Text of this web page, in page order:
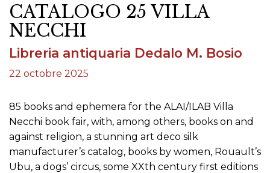
CATALOGO 25 VILLA
NECCHI
Libreria antiquaria Dedalo M. Bosio
22 octobre 2025
85 books and ephemera for the ALAI/ILAB Villa
Necchi book fair, with, among others, books on and
against religion, a stunning art deco silk
manufacturer’s catalog, books by women, Rouault’s
Ubu, a dogs’ circus, some XXth century first editions